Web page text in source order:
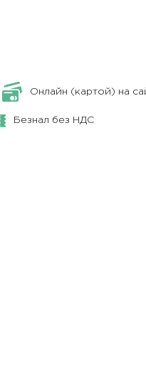
Онлайн (картой) на
Безнал без НДС